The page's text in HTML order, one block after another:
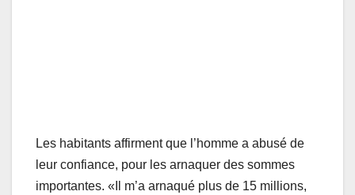
Les habitants affirment que l’homme a abusé de
leur confiance, pour les arnaquer des sommes
importantes. «Il m’a arnaqué plus de 15 millions,